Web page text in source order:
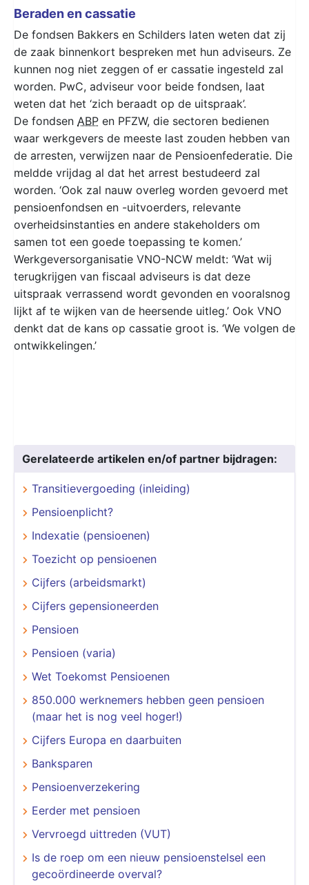
Beraden en cassatie
De fondsen Bakkers en Schilders laten weten dat zij
de zaak binnenkort bespreken met hun adviseurs. Ze
kunnen nog niet zeggen of er cassatie ingesteld zal
worden. PwC, adviseur voor beide fondsen, laat
weten dat het ‘zich beraadt op de uitspraak’.
De fondsen ABP en PFZW, die sectoren bedienen
waar werkgevers de meeste last zouden hebben van
de arresten, verwijzen naar de Pensioenfederatie. Die
meldde vrijdag al dat het arrest bestudeerd zal
worden. ‘Ook zal nauw overleg worden gevoerd met
pensioenfondsen en -uitvoerders, relevante
overheidsinstanties en andere stakeholders om
samen tot een goede toepassing te komen.’
Werkgeversorganisatie VNO-NCW meldt: ‘Wat wij
terugkrijgen van fiscaal adviseurs is dat deze
uitspraak verrassend wordt gevonden en vooralsnog
lijkt af te wijken van de heersende uitleg.’ Ook VNO
denkt dat de kans op cassatie groot is. ‘We volgen de
ontwikkelingen.’
Gerelateerde artikelen en/of partner bijdragen:
Transitievergoeding (inleiding)
Pensioenplicht?
Indexatie (pensioenen)
Toezicht op pensioenen
Cijfers (arbeidsmarkt)
Cijfers gepensioneerden
Pensioen
Pensioen (varia)
Wet Toekomst Pensioenen
850.000 werknemers hebben geen pensioen
(maar het is nog veel hoger!)
Cijfers Europa en daarbuiten
Banksparen
Pensioenverzekering
Eerder met pensioen
Vervroegd uittreden (VUT)
Is de roep om een nieuw pensioenstelsel een
gecoördineerde overval?